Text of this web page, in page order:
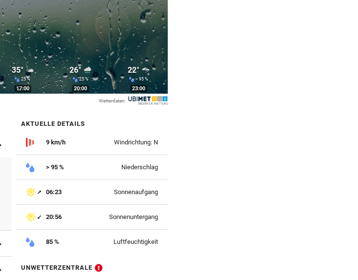
35°
25 %
17:00
26°
25 %
20:00
22°
> 95 %
23:00
Wetterdaten:
Aufklappen
Aufklappen
Aufklappen
AKTUELLE DETAILS
9 km/h Windrichtung: N
> 95 % Niederschlag
06:23 Sonnenaufgang
20:56 Sonnenuntergang
85 % Luftfeuchtigkeit
UNWETTERZENTRALE